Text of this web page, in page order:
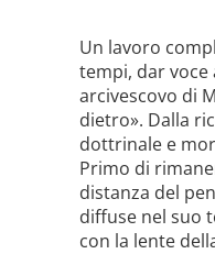
Un lavoro
tempi, dar voce
arcivescovo di
dietro». Dalla
dottrinale e
Primo di
distanza del
diffuse nel suo
con la lente